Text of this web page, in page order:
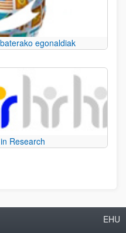
egonaldiak
Research
EHU